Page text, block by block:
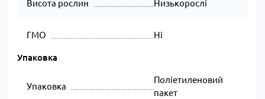
Висота рослин Низькорослі
ГМО Ні
Упаковка
Упаковка
Поліетиленовий
пакет